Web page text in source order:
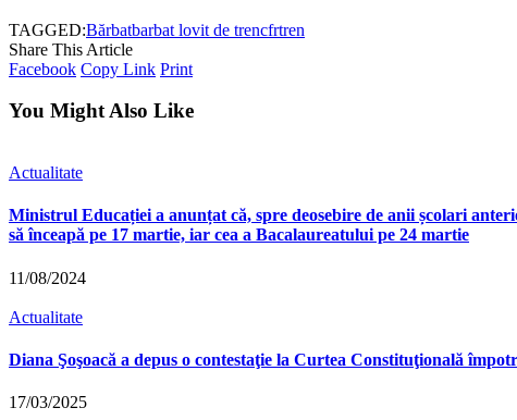
TAGGED:Bărbatbarbat lovit de trencfrtren
Share This Article
Facebook Copy Link Print
You Might Also Like
Actualitate
Ministrul Educației a anunțat că, spre deosebire de anii școlari
să înceapă pe 17 martie, iar cea a Bacalaureatului pe 24 martie
11/08/2024
Actualitate
Diana Şoşoacă a depus o contestaţie la Curtea Constituţională
17/03/2025